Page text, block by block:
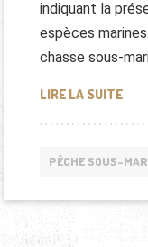
indiquant la
espèces
chasse sous-
LIRE LA SUITE
PÊCHE SOUS-